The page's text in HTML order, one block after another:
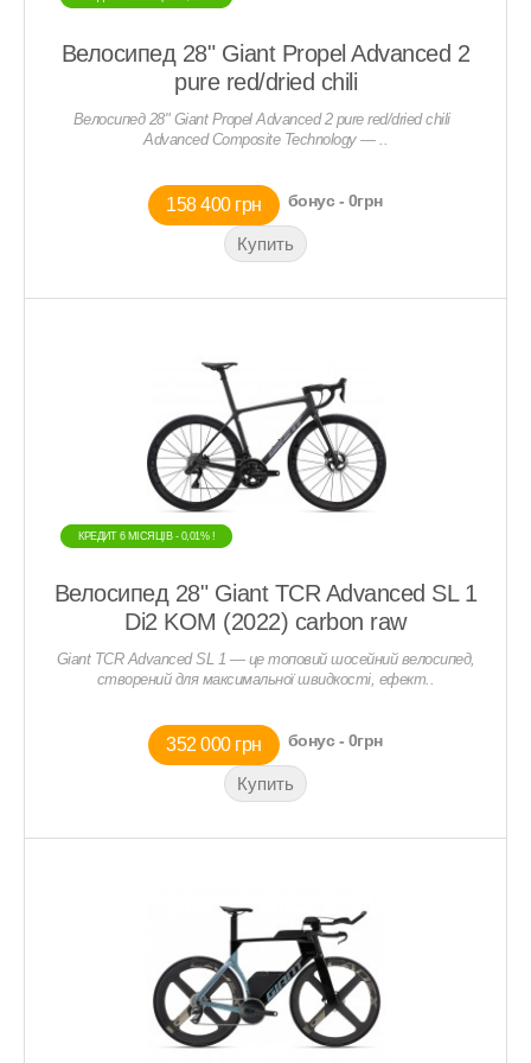
Велосипед 28" Giant Propel Advanced 2
pure red/dried chili
Велосипед 28" Giant Propel Advanced 2 pure red/dried chili
Advanced Composite Technology — ..
158 400 грн бонус - 0грн
КРЕДИТ 6 МIСЯЦIВ - 0,01% !
КРЕДИТ 6 МIСЯЦIВ - 0,01% !
Велосипед 28" Giant TCR Advanced SL 1
Di2 KOM (2022) carbon raw
Giant TCR Advanced SL 1 — це топовий шосейний велосипед,
створений для максимальної швидкості, ефект..
352 000 грн бонус - 0грн